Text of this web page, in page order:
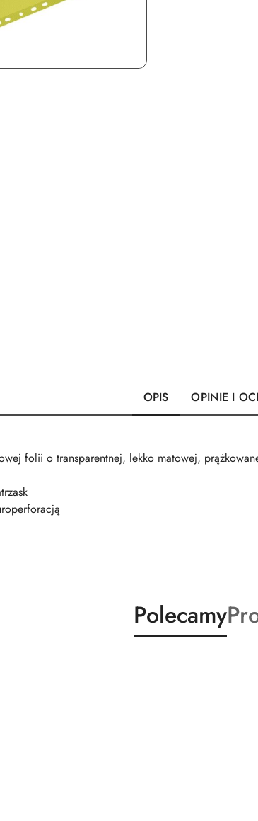
OPIS OPINIE I
folii o transparentnej, lekko matowej,
Produkty
o
Polecamy
o